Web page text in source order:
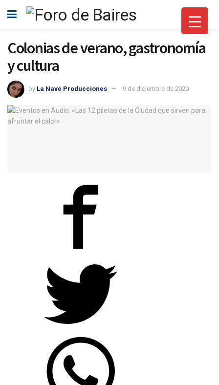
Colonias de verano, gastronomía
y cultura
by La Nave Producciones 9 de diciembre de 2020